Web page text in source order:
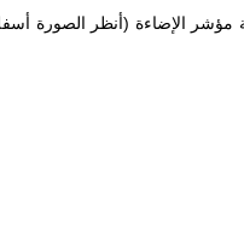
مؤشر الإضاءة (أنظر الصورة